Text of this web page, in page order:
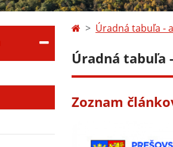
Úradná tabuľa -
Úradná tabuľa
Zoznam